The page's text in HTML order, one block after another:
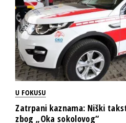
U FOKUSU
Zatrpani kaznama: Niški
zbog „Oka sokolovog“